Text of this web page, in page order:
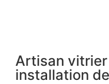
Artisan
installation